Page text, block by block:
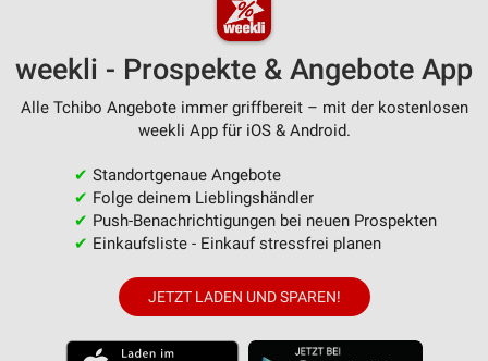
weekli - Prospekte & Angebote App
Alle Tchibo Angebote immer griffbereit – mit der kostenlosen
weekli App für iOS & Android.
✔ Standortgenaue Angebote
✔ Folge deinem Lieblingshändler
✔ Push-Benachrichtigungen bei neuen Prospekten
✔ Einkaufsliste - Einkauf stressfrei planen
JETZT LADEN UND SPAREN!